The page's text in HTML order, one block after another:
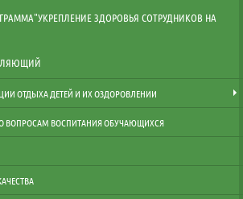
ЗДОРОВЬЯ СОТРУДНИКОВ НА
ОТДЫХА ДЕТЕЙ И ИХ ОЗДОРОВЛЕНИИ
ВОПРОСАМ ВОСПИТАНИЯ ОБУЧАЮЩИХСЯ